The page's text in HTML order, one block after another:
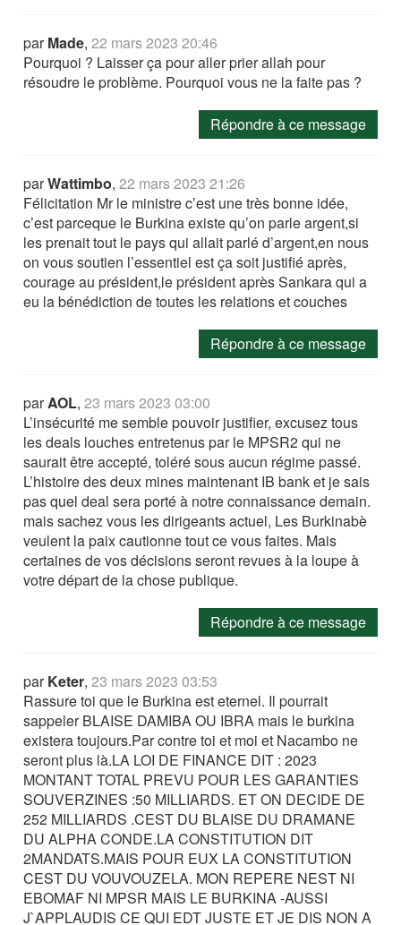
parMade,22 mars 2023 20:46
Pourquoi ? Laisser ça pour aller prier allah pour
résoudre le problème. Pourquoi vous ne la faite pas ?
Répondre à ce message
parWattimbo,22 mars 2023 21:26
Félicitation Mr le ministre c’est une très bonne idée,
c’est parceque le Burkina existe qu’on parle argent,si
les prenait tout le pays qui allait parlé d’argent,en nous
on vous soutien l’essentiel est ça soit justifié après,
courage au président,le président après Sankara qui a
eu la bénédiction de toutes les relations et couches
Répondre à ce message
parAOL,23 mars 2023 03:00
L’insécurité me semble pouvoir justifier, excusez tous
les deals louches entretenus par le MPSR2 qui ne
saurait être accepté, toléré sous aucun régime passé.
L’histoire des deux mines maintenant IB bank et je sais
pas quel deal sera porté à notre connaissance demain.
mais sachez vous les dirigeants actuel, Les Burkinabè
veulent la paix cautionne tout ce vous faites. Mais
certaines de vos décisions seront revues à la loupe à
votre départ de la chose publique.
Répondre à ce message
parKeter,23 mars 2023 03:53
Rassure toi que le Burkina est eternel. Il pourrait
sappeler BLAISE DAMIBA OU IBRA mais le burkina
existera toujours.Par contre toi et moi et Nacambo ne
seront plus là.LA LOI DE FINANCE DIT : 2023
MONTANT TOTAL PREVU POUR LES GARANTIES
SOUVERZINES :50 MILLIARDS. ET ON DECIDE DE
252 MILLIARDS .CEST DU BLAISE DU DRAMANE
DU ALPHA CONDE.LA CONSTITUTION DIT
2MANDATS.MAIS POUR EUX LA CONSTITUTION
CEST DU VOUVOUZELA. MON REPERE NEST NI
EBOMAF NI MPSR MAIS LE BURKINA -AUSSI
J`APPLAUDIS CE QUI EDT JUSTE ET JE DIS NON A